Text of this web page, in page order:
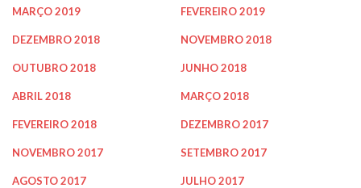
MARÇO 2019 FEVEREIRO 2019
DEZEMBRO 2018 NOVEMBRO 2018
OUTUBRO 2018 JUNHO 2018
ABRIL 2018 MARÇO 2018
FEVEREIRO 2018 DEZEMBRO 2017
NOVEMBRO 2017 SETEMBRO 2017
AGOSTO 2017 JULHO 2017